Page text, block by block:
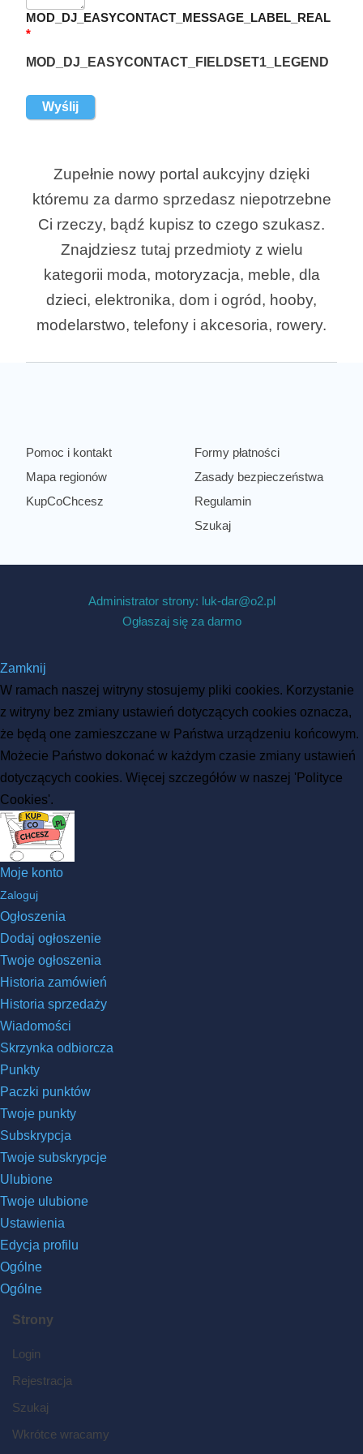
MOD_DJ_EASYCONTACT_MESSAGE_LABEL_REAL
*
MOD_DJ_EASYCONTACT_FIELDSET1_LEGEND
Zupełnie nowy portal aukcyjny dzięki
któremu za darmo sprzedasz niepotrzebne
Ci rzeczy, bądź kupisz to czego szukasz.
Znajdziesz tutaj przedmioty z wielu
kategorii moda, motoryzacja, meble, dla
dzieci, elektronika, dom i ogród, hooby,
modelarstwo, telefony i akcesoria, rowery.
Pomoc i kontakt
Mapa regionów
KupCoChcesz
Formy płatności
Zasady bezpieczeństwa
Regulamin
Szukaj
Administrator strony: luk-dar@o2.pl
Ogłaszaj się za darmo
Zamknij
W ramach naszej witryny stosujemy pliki cookies. Korzystanie
z witryny bez zmiany ustawień dotyczących cookies oznacza,
że będą one zamieszczane w Państwa urządzeniu końcowym.
Możecie Państwo dokonać w każdym czasie zmiany ustawień
dotyczących cookies. Więcej szczegółów w naszej 'Polityce
Cookies'.
Moje konto
Zaloguj
Ogłoszenia
Dodaj ogłoszenie
Twoje ogłoszenia
Historia zamówień
Historia sprzedaży
Wiadomości
Skrzynka odbiorcza
Punkty
Paczki punktów
Twoje punkty
Subskrypcja
Twoje subskrypcje
Ulubione
Twoje ulubione
Ustawienia
Edycja profilu
Ogólne
Ogólne
Strony
Login
Rejestracja
Szukaj
Wkrótce wracamy